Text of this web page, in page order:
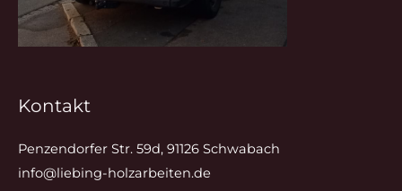
Kontakt
Penzendorfer Str. 59d, 91126 Schwabach
info@liebing-holzarbeiten.de